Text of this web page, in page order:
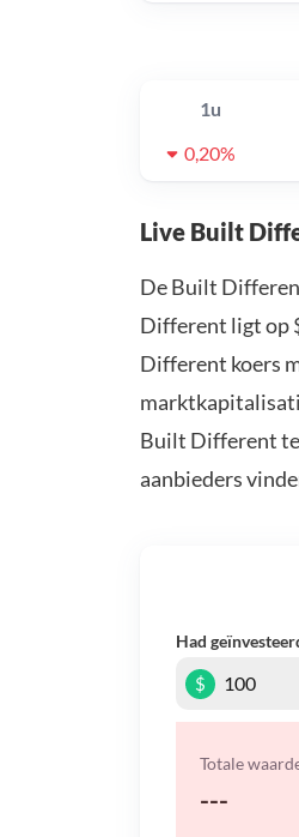
1u
0,20%
Live Built
De Built
Different ligt op
Different koers
Built Different te
aanbieders
Had
$
Totale
---